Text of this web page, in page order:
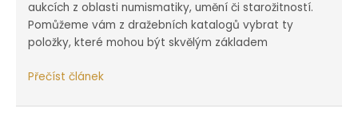
aukcích z oblasti numismatiky, umění či starožitností.
Pomůžeme vám z dražebních katalogů vybrat ty
položky, které mohou být skvělým základem
Plánované
z oblasti
Přečíst článek